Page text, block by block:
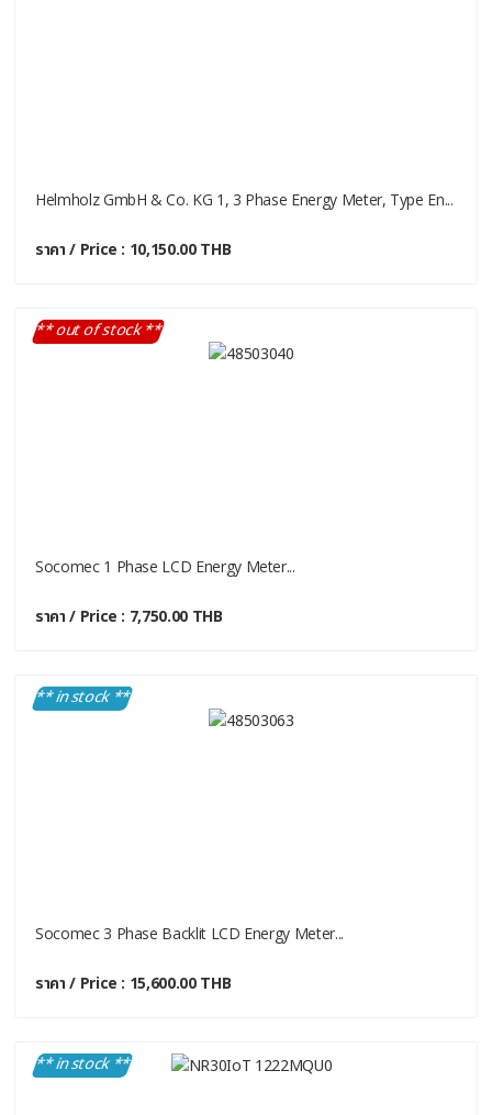
Helmholz GmbH & Co. KG 1, 3 Phase Energy Meter, Type En...
ราคา / Price : 10,150.00 THB
** out of stock **
Socomec 1 Phase LCD Energy Meter...
ราคา / Price : 7,750.00 THB
** in stock **
Socomec 3 Phase Backlit LCD Energy Meter...
ราคา / Price : 15,600.00 THB
** in stock **